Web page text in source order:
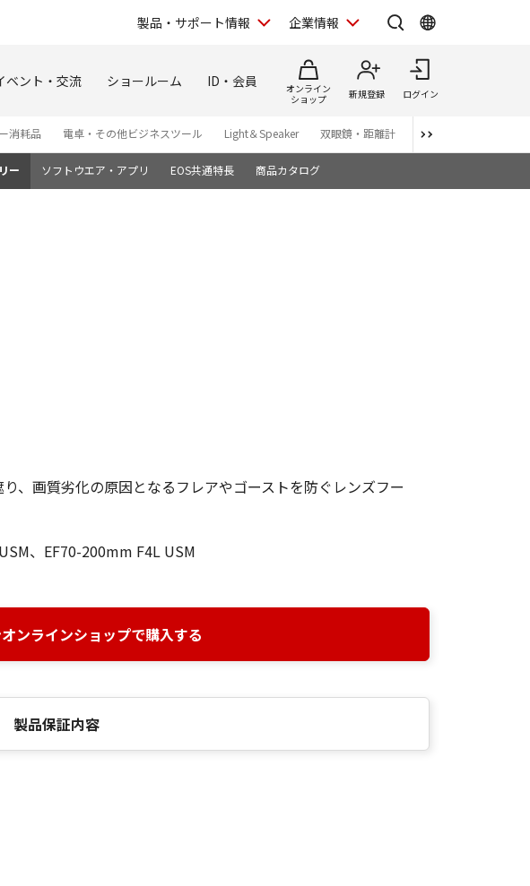
製品・サポート情報 企業情報
ベント・交流 ショールーム ID・会員
オンライン
ショップ
新規登録 ログイン
消耗品 電卓・その他ビジネスツール Light＆Speaker 双眼鏡・距離計 写真集
ー ソフトウエア・アプリ EOS共通特長 商品カタログ
、画質劣化の原因となるフレアやゴーストを防ぐレンズフー
、EF70-200mm F4L USM
ンラインショップで購入する
製品保証内容